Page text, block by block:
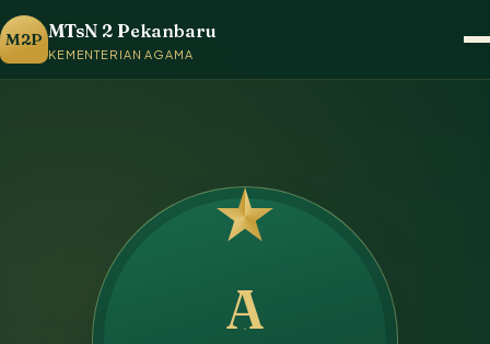
M2P MTsN 2 Pekanbaru
KEMENTERIAN AGAMA
A